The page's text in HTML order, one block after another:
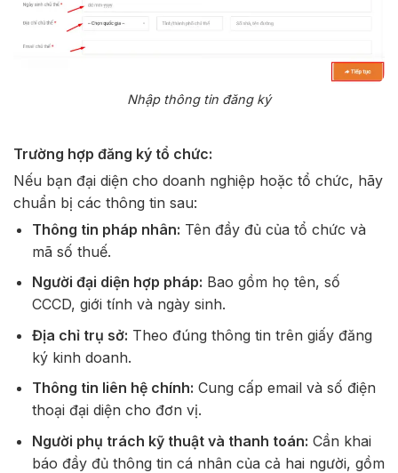
Nhập thông tin đăng ký
Trường hợp đăng ký tổ chức:
Nếu bạn đại diện cho doanh nghiệp hoặc tổ chức, hãy
chuẩn bị các thông tin sau:
Thông tin pháp nhân: Tên đầy đủ của tổ chức và
mã số thuế.
Người đại diện hợp pháp: Bao gồm họ tên, số
CCCD, giới tính và ngày sinh.
Địa chỉ trụ sở: Theo đúng thông tin trên giấy đăng
ký kinh doanh.
Thông tin liên hệ chính: Cung cấp email và số điện
thoại đại diện cho đơn vị.
Người phụ trách kỹ thuật và thanh toán: Cần khai
báo đầy đủ thông tin cá nhân của cả hai người, gồm